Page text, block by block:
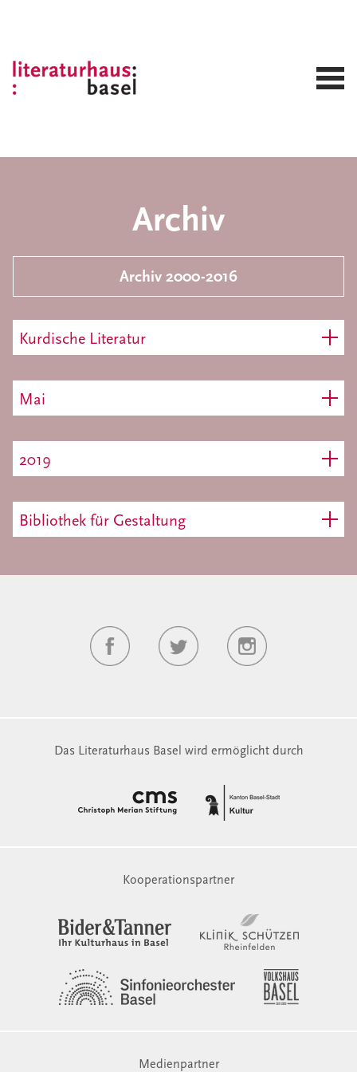
Archiv
Archiv 2000-2016
Kurdische Literatur
Mai
2019
Bibliothek für Gestaltung
Das Literaturhaus Basel wird ermöglicht durch
Kooperationspartner
Medienpartner